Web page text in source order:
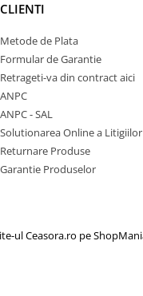
CLIENTI
Metode de Plata
Formular de Garantie
Retrageti-va din contract aici
ANPC
ANPC - SAL
Solutionarea Online a Litigiilor
Returnare Produse
Garantie Produselor